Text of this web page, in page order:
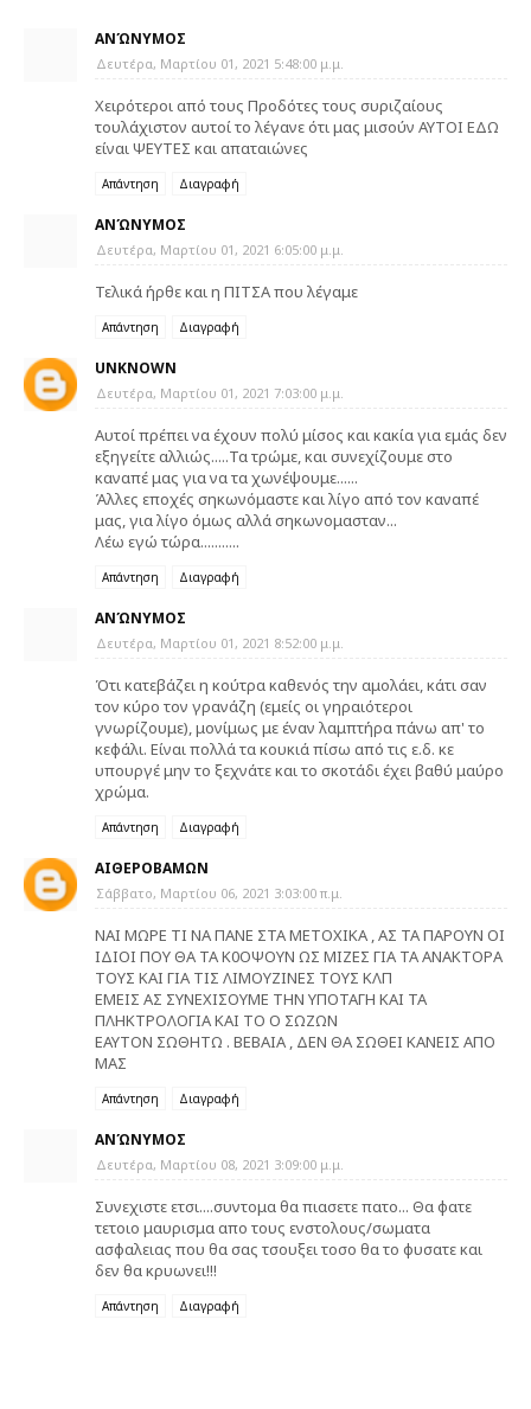
ΑΝΏΝΥΜΟΣ
Δευτέρα, Μαρτίου 01, 2021 5:48:00 μ.μ.
Χειρότεροι από τους Προδότες τους συριζαίους
τουλάχιστον αυτοί το λέγανε ότι μας μισούν ΑΥΤΟΙ ΕΔΩ
είναι ΨΕΥΤΕΣ και απαταιώνες
Απάντηση Διαγραφή
ΑΝΏΝΥΜΟΣ
Δευτέρα, Μαρτίου 01, 2021 6:05:00 μ.μ.
Τελικά ήρθε και η ΠΙΤΣΑ που λέγαμε
Απάντηση Διαγραφή
UNKNOWN
Δευτέρα, Μαρτίου 01, 2021 7:03:00 μ.μ.
Αυτοί πρέπει να έχουν πολύ μίσος και κακία για εμάς δεν
εξηγείτε αλλιώς.....Τα τρώμε, και συνεχίζουμε στο
καναπέ μας για να τα χωνέψουμε......
Άλλες εποχές σηκωνόμαστε και λίγο από τον καναπέ
μας, για λίγο όμως αλλά σηκωνομασταν...
Λέω εγώ τώρα...........
Απάντηση Διαγραφή
ΑΝΏΝΥΜΟΣ
Δευτέρα, Μαρτίου 01, 2021 8:52:00 μ.μ.
Ότι κατεβάζει η κούτρα καθενός την αμολάει, κάτι σαν
τον κύρο τον γρανάζη (εμείς οι γηραιότεροι
γνωρίζουμε), μονίμως με έναν λαμπτήρα πάνω απ' το
κεφάλι. Είναι πολλά τα κουκιά πίσω από τις ε.δ. κε
υπουργέ μην το ξεχνάτε και το σκοτάδι έχει βαθύ μαύρο
χρώμα.
Απάντηση Διαγραφή
ΑΙΘΕΡΟΒΑΜΩΝ
Σάββατο, Μαρτίου 06, 2021 3:03:00 π.μ.
ΝΑΙ ΜΩΡΕ ΤΙ ΝΑ ΠΑΝΕ ΣΤΑ ΜΕΤΟΧΙΚΑ , ΑΣ ΤΑ ΠΑΡΟΥΝ ΟΙ
ΙΔΙΟΙ ΠΟΥ ΘΑ ΤΑ Κ0ΟΨΟΥΝ ΩΣ ΜΙΖΕΣ ΓΙΑ ΤΑ ΑΝΑΚΤΟΡΑ
ΤΟΥΣ ΚΑΙ ΓΙΑ ΤΙΣ ΛΙΜΟΥΖΙΝΕΣ ΤΟΥΣ ΚΛΠ
ΕΜΕΙΣ ΑΣ ΣΥΝΕΧΙΣΟΥΜΕ ΤΗΝ ΥΠΟΤΑΓΗ ΚΑΙ ΤΑ
ΠΛΗΚΤΡΟΛΟΓΙΑ ΚΑΙ ΤΟ Ο ΣΩΖΩΝ
ΕΑΥΤΟΝ ΣΩΘΗΤΩ . ΒΕΒΑΙΑ , ΔΕΝ ΘΑ ΣΩΘΕΙ ΚΑΝΕΙΣ ΑΠΟ
ΜΑΣ
Απάντηση Διαγραφή
ΑΝΏΝΥΜΟΣ
Δευτέρα, Μαρτίου 08, 2021 3:09:00 μ.μ.
Συνεχιστε ετσι....συντομα θα πιασετε πατο... Θα φατε
τετοιο μαυρισμα απο τους ενστολους/σωματα
ασφαλειας που θα σας τσουξει τοσο θα το φυσατε και
δεν θα κρυωνει!!!
Απάντηση Διαγραφή